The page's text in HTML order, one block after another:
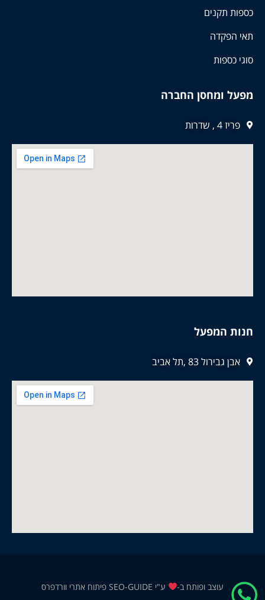
כספות תקנים
תאי הפקדה
סוגי כספות
מפעל ומחסן החברה
פריז 4 , שדרות
חנות המפעל
אבן גבירול 83 ,תל אביב
עוצב ופותח ב- ע"י SEO-GUIDE פיתוח אתרי וורדפרס